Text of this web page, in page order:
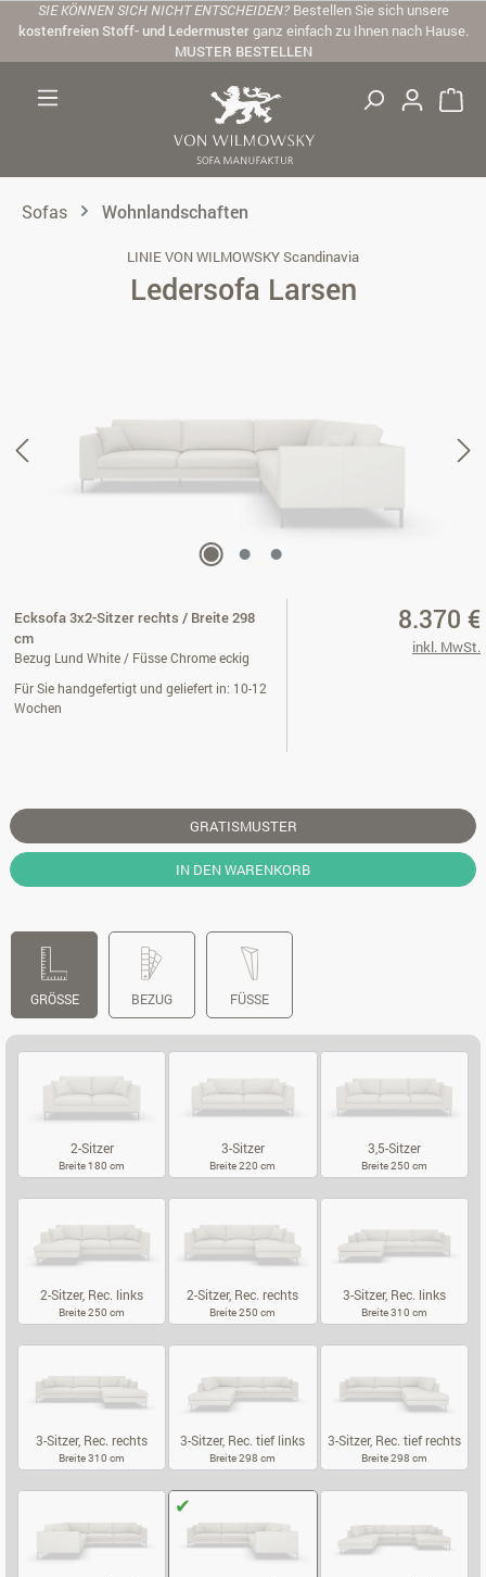
Zum Hauptinhalt springen
SIE KÖNNEN SICH NICHT ENTSCHEIDEN? Bestellen Sie sich unsere
kostenfreien Stoff- und Ledermusterganz einfach zu Ihnen nach Hause.
MUSTER BESTELLEN
Sofas Wohnlandschaften
LINIE VON WILMOWSKY Scandinavia
Ledersofa Larsen
Ecksofa 3x2-Sitzer rechts / Breite 298
cm
Bezug Lund White / Füsse Chrome eckig
Für Sie handgefertigt und geliefert in: 10-12
Wochen
8.370 €
inkl. MwSt.
GRATISMUSTER
IN DEN WARENKORB
GRÖSSE BEZUG FÜSSE
2-Sitzer
Breite 180 cm
3-Sitzer
Breite 220 cm
3,5-Sitzer
Breite 250 cm
2-Sitzer, Rec. links
Breite 250 cm
2-Sitzer, Rec. rechts
Breite 250 cm
3-Sitzer, Rec. links
Breite 310 cm
3-Sitzer, Rec. rechts
Breite 310 cm
3-Sitzer, Rec. tief links
Breite 298 cm
3-Sitzer, Rec. tief rechts
Breite 298 cm